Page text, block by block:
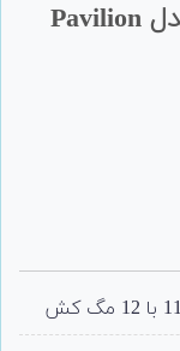
کیس کامپیوتر گیمینگ HP مدل Pavilion